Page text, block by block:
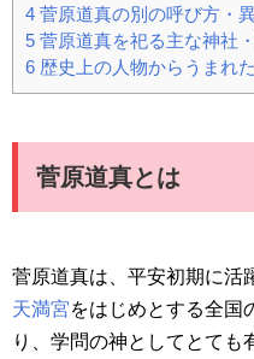
4 菅原道真の別の呼び方・
5 菅原道真を祀る主な神社
6 歴史上の人物からうまれ
菅原道真とは
菅原道真は、平安初期に活
天満宮をはじめとする全国
り、学問の神としてとても